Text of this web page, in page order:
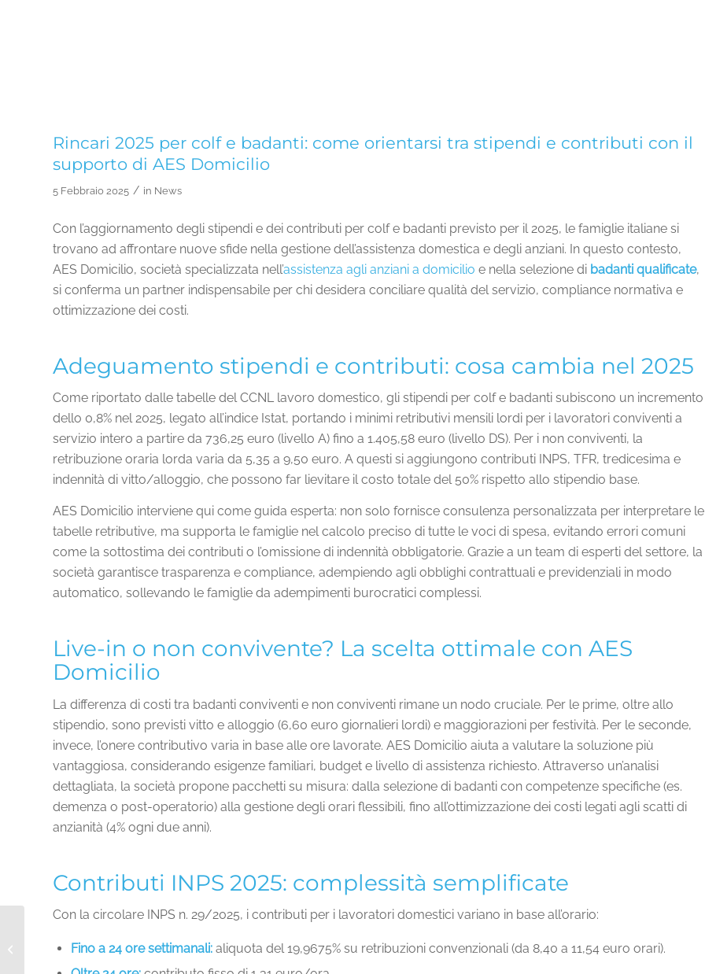
Rincari 2025 per colf e badanti: come orientarsi tra stipendi e contributi con il
supporto di AES Domicilio
5 Febbraio 2025 / in News
Con l’aggiornamento degli stipendi e dei contributi per colf e badanti previsto per il 2025, le famiglie italiane si
trovano ad affrontare nuove sfide nella gestione dell’assistenza domestica e degli anziani. In questo contesto,
AES Domicilio, società specializzata nell’assistenza agli anziani a domicilio e nella selezione di badanti qualificate,
si conferma un partner indispensabile per chi desidera conciliare qualità del servizio, compliance normativa e
ottimizzazione dei costi.
Adeguamento stipendi e contributi: cosa cambia nel 2025
Come riportato dalle tabelle del CCNL lavoro domestico, gli stipendi per colf e badanti subiscono un incremento
dello 0,8% nel 2025, legato all’indice Istat, portando i minimi retributivi mensili lordi per i lavoratori conviventi a
servizio intero a partire da 736,25 euro (livello A) fino a 1.405,58 euro (livello DS). Per i non conviventi, la
retribuzione oraria lorda varia da 5,35 a 9,50 euro. A questi si aggiungono contributi INPS, TFR, tredicesima e
indennità di vitto/alloggio, che possono far lievitare il costo totale del 50% rispetto allo stipendio base.
AES Domicilio interviene qui come guida esperta: non solo fornisce consulenza personalizzata per interpretare le
tabelle retributive, ma supporta le famiglie nel calcolo preciso di tutte le voci di spesa, evitando errori comuni
come la sottostima dei contributi o l’omissione di indennità obbligatorie. Grazie a un team di esperti del settore, la
società garantisce trasparenza e compliance, adempiendo agli obblighi contrattuali e previdenziali in modo
automatico, sollevando le famiglie da adempimenti burocratici complessi.
Live-in o non convivente? La scelta ottimale con AES
Domicilio
La differenza di costi tra badanti conviventi e non conviventi rimane un nodo cruciale. Per le prime, oltre allo
stipendio, sono previsti vitto e alloggio (6,60 euro giornalieri lordi) e maggiorazioni per festività. Per le seconde,
invece, l’onere contributivo varia in base alle ore lavorate. AES Domicilio aiuta a valutare la soluzione più
vantaggiosa, considerando esigenze familiari, budget e livello di assistenza richiesto. Attraverso un’analisi
dettagliata, la società propone pacchetti su misura: dalla selezione di badanti con competenze specifiche (es.
demenza o post-operatorio) alla gestione degli orari flessibili, fino all’ottimizzazione dei costi legati agli scatti di
anzianità (4% ogni due anni).
Contributi INPS 2025: complessità semplificate
Con la circolare INPS n. 29/2025, i contributi per i lavoratori domestici variano in base all’orario:
Fino a 24 ore settimanali: aliquota del 19,9675% su retribuzioni convenzionali (da 8,40 a 11,54 euro orari).
Calore del Natale: Una
Storia di Amore e Cura